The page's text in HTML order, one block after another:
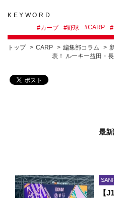
KEYWORD
#カープ #野球 #CARP #
トップ CARP 編集部コラム
表！ ルーキー益田・
最
【